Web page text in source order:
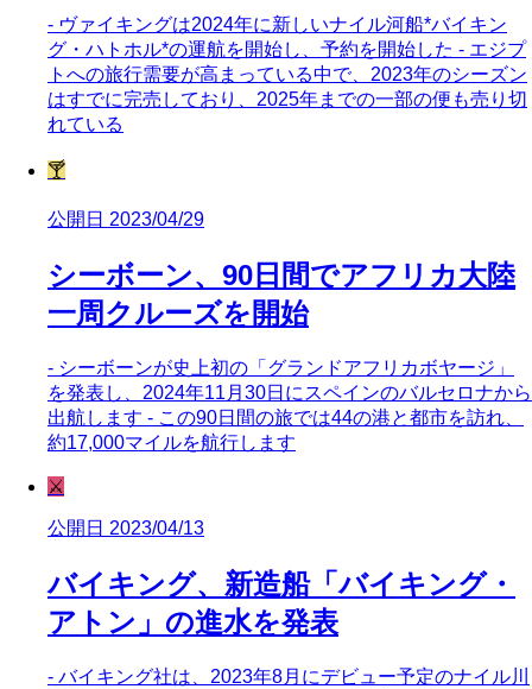
- ヴァイキングは2024年に新しいナイル河船*バイキン
グ・ハトホル*の運航を開始し、予約を開始した - エジプ
トへの旅行需要が高まっている中で、2023年のシーズン
はすでに完売しており、2025年までの一部の便も売り切
れている
🍸
公開日 2023/04/29
シーボーン、90日間でアフリカ大陸
一周クルーズを開始
- シーボーンが史上初の「グランドアフリカボヤージ」
を発表し、2024年11月30日にスペインのバルセロナから
出航します - この90日間の旅では44の港と都市を訪れ、
約17,000マイルを航行します
⚔️
公開日 2023/04/13
バイキング、新造船「バイキング・
アトン」の進水を発表
- バイキング社は、2023年8月にデビュー予定のナイル川